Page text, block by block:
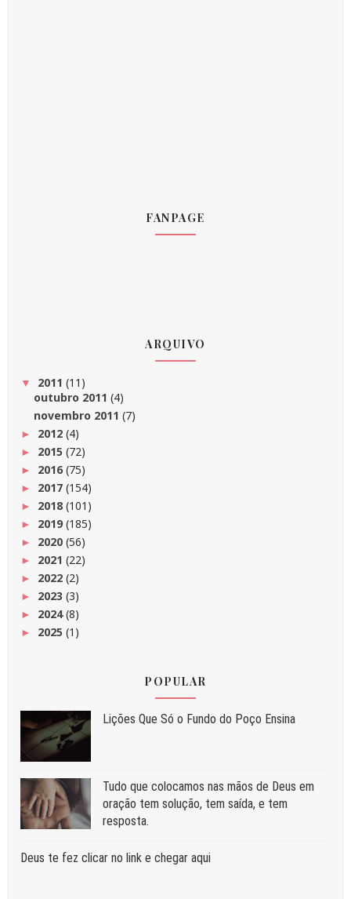
FANPAGE
ARQUIVO
▼ 2011 (11)
outubro 2011 (4)
novembro 2011 (7)
► 2012 (4)
► 2015 (72)
► 2016(75)
► 2017 (154)
► 2018 (101)
► 2019(185)
► 2020 (56)
► 2021 (22)
► 2022 (2)
► 2023 (3)
► 2024(8)
► 2025 (1)
POPULAR
Liç⁠ões Que Só o Fundo do Poço Ensina
Tudo que colocamos nas mãos de Deus em
oração tem solução, tem saída, e tem
resposta.
Deus te fez clicar no link e chegar aqui